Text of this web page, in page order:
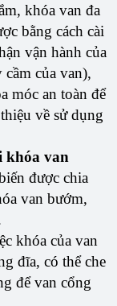
khóa van đa
bằng cách cài
vận hành của
của van),
móc an toàn để
về sử dụng
khóa van
được chia
van bướm,
khóa của van
đĩa, có thể che
để van cổng